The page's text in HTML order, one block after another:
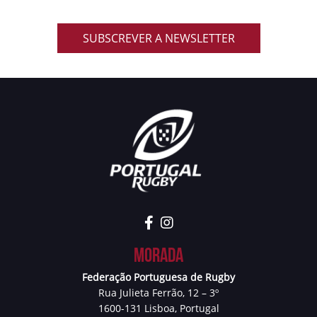
SUBSCREVER A NEWSLETTER
Morada
Federação Portuguesa de Rugby
Rua Julieta Ferrão, 12 – 3º
1600-131 Lisboa, Portugal